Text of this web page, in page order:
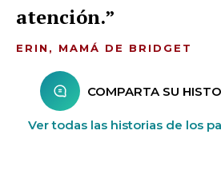
atención.
ERIN, MAMÁ DE BRIDGET
COMPARTA SU
Ver todas las historias de los